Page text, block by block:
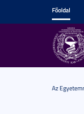
Főoldal
Az